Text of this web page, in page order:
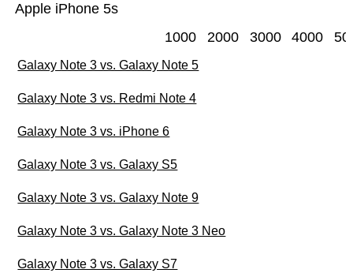
Apple iPhone 5s
1000 2000 3000 4000
Galaxy Note 3 vs. Galaxy Note 5
Galaxy Note 3 vs. Redmi Note 4
Galaxy Note 3 vs. iPhone 6
Galaxy Note 3 vs. Galaxy S5
Galaxy Note 3 vs. Galaxy Note 9
Galaxy Note 3 vs. Galaxy Note 3 Neo
Galaxy Note 3 vs. Galaxy S7